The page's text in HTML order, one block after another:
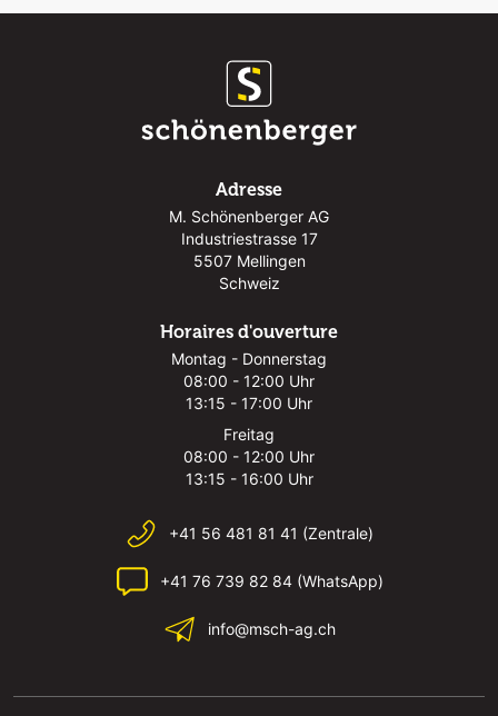
Adresse
M. Schönenberger AG
Industriestrasse 17
5507 Mellingen
Schweiz
Horaires d'ouverture
Montag - Donnerstag
08:00 - 12:00 Uhr
13:15 - 17:00 Uhr
Freitag
08:00 - 12:00 Uhr
13:15 - 16:00 Uhr
+41 56 481 81 41 (Zentrale)
+41 76 739 82 84 (WhatsApp)
info@msch-ag.ch